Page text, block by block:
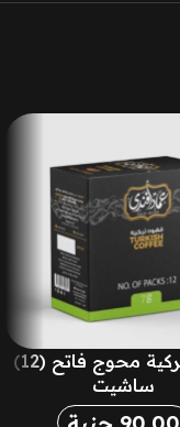
قهوة تركية محوج فاتح (12)
ساشيت